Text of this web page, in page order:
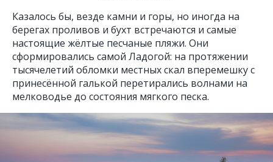
Казалось бы, везде камни и горы, но иногда на
берегах проливов и бухт встречаются и самые
настоящие жёлтые песчаные пляжи. Они
сформировались самой Ладогой: на протяжении
тысячелетий обломки местных скал вперемешку с
принесённой галькой перетирались волнами на
мелководье до состояния мягкого песка.